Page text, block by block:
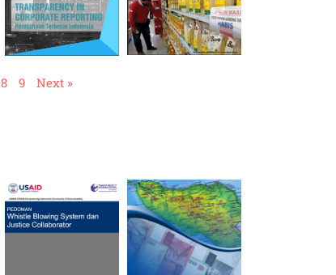
8 9 Next »